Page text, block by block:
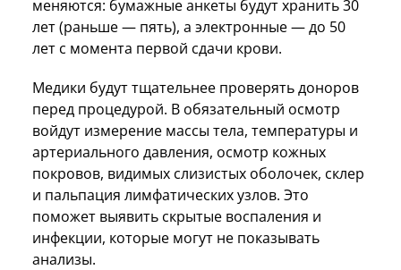
меняются: бумажные анкеты будут хранить 30
лет (раньше — пять), а электронные — до 50
лет с момента первой сдачи крови.
Медики будут тщательнее проверять доноров
перед процедурой. В обязательный осмотр
войдут измерение массы тела, температуры и
артериального давления, осмотр кожных
покровов, видимых слизистых оболочек, склер
и пальпация лимфатических узлов. Это
поможет выявить скрытые воспаления и
инфекции, которые могут не показывать
анализы.